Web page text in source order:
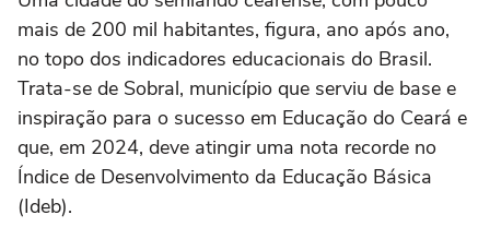
mais de 200 mil habitantes, figura, ano após ano,
no topo dos indicadores educacionais do Brasil.
Trata-se de Sobral, município que serviu de base e
inspiração para o sucesso em Educação do Ceará e
que, em 2024, deve atingir uma nota recorde no
Índice de Desenvolvimento da Educação Básica
(Ideb).